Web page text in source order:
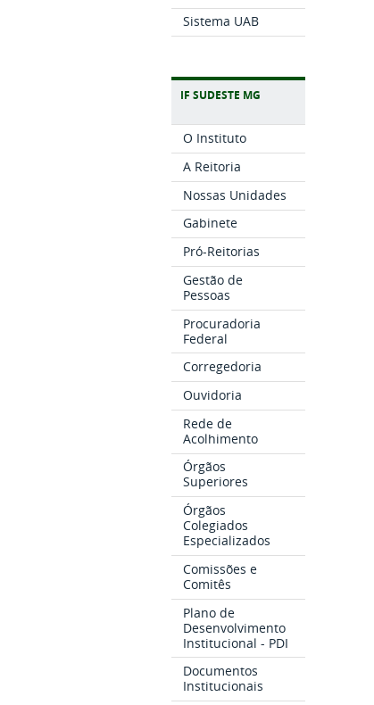
Sistema UAB
IF SUDESTE MG
O Instituto
A Reitoria
Nossas Unidades
Gabinete
Pró-Reitorias
Gestão de
Pessoas
Procuradoria
Federal
Corregedoria
Ouvidoria
Rede de
Acolhimento
Órgãos
Superiores
Órgãos
Colegiados
Especializados
Comissões e
Comitês
Plano de
Desenvolvimento
Institucional - PDI
Documentos
Institucionais